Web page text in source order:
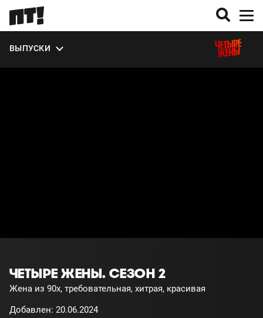
ВЫПУСКИ
О СЕЗОНЕ
ЧЕТЫРЕ ЖЕНЫ. СЕЗОН 2
Жена из 90х, требовательная, хитрая, красивая
Добавлен: 20.06.2024